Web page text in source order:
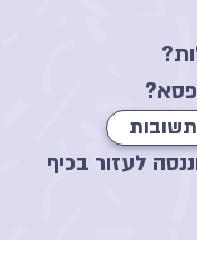
לעזור בכיף